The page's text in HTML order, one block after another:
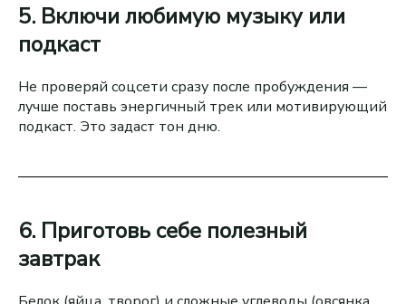
5. Включи любимую музыку или
подкаст
Не проверяй соцсети сразу после пробуждения —
лучше поставь энергичный трек или мотивирующий
подкаст. Это задаст тон дню.
6. Приготовь себе полезный
завтрак